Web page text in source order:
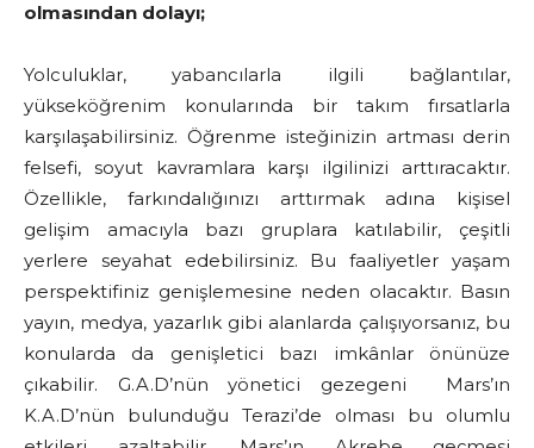
olmasından dolayı;
Yolculuklar, yabancılarla ilgili bağlantılar,
yükseköğrenim konularında bir takım fırsatlarla
karşılaşabilirsiniz. Öğrenme isteğinizin artması derin
felsefi, soyut kavramlara karşı ilgilinizi arttıracaktır.
Özellikle, farkındalığınızı arttırmak adına kişisel
gelişim amacıyla bazı gruplara katılabilir, çeşitli
yerlere seyahat edebilirsiniz. Bu faaliyetler yaşam
perspektifiniz genişlemesine neden olacaktır. Basın
yayın, medya, yazarlık gibi alanlarda çalışıyorsanız, bu
konularda da genişletici bazı imkânlar önünüze
çıkabilir. G.A.D’nün yönetici gezegeni Mars’ın
K.A.D’nün bulunduğu Terazi’de olması bu olumlu